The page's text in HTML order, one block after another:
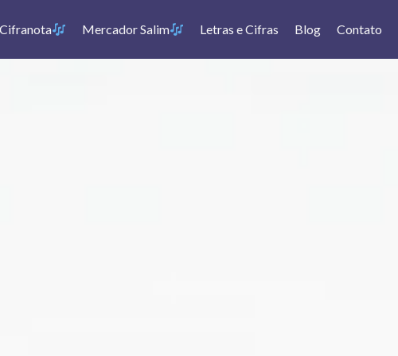
Cifranota Mercador Salim Letras e Cifras Blog Contato